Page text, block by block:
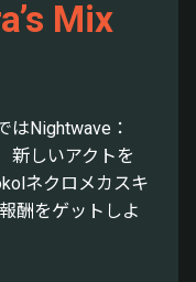
Mix
はNightwave：
新しいアクトを
ネクロメカスキ
酬をゲットしよ